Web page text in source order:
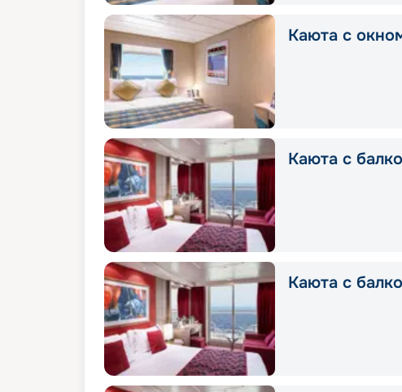
Каюта с
Каюта с
Каюта с